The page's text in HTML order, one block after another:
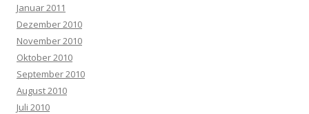
Januar 2011
Dezember 2010
November 2010
Oktober 2010
September 2010
August 2010
Juli 2010